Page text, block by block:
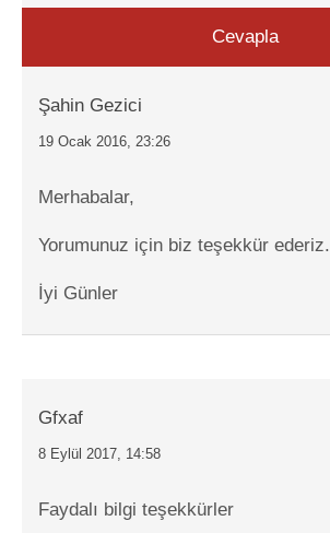
Cevapla
Şahin Gezici
19 Ocak 2016, 23:26
Merhabalar,
Yorumunuz için biz teşekkür ederiz.
İyi Günler
Gfxaf
8 Eylül 2017, 14:58
Faydalı bilgi teşekkürler